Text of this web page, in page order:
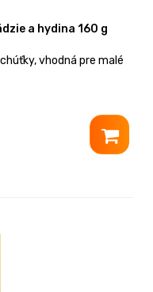
a hydina 160 g
vhodná pre malé